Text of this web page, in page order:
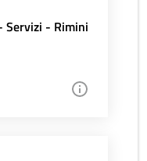
Servizi - Rimini